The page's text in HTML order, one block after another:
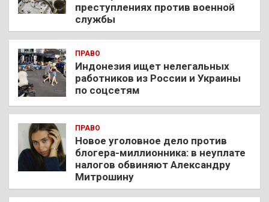
преступлениях против военной
службы
ПРАВО
Индонезия ищет нелегальных
работников из России и Украины
по соцсетям
ПРАВО
Новое уголовное дело против
блогера-миллионника: в неуплате
налогов обвиняют Александру
Митрошину